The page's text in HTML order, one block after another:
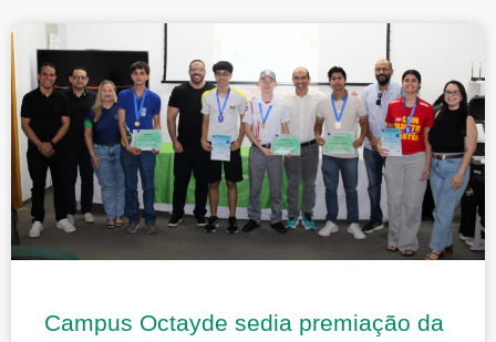
Campus Octayde sedia premiação da